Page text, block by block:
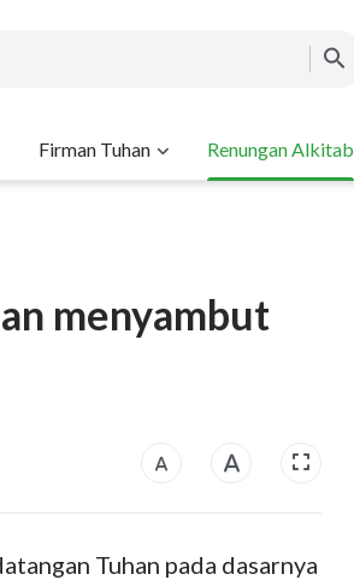
Firman Tuhan Renungan Alkitab
menyambut
Tuhan pada dasarnya